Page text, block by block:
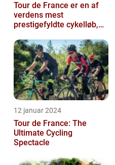
Tour de France er en af
verdens mest
prestigefyldte cykelløb,
publikum fra...
12 januar 2024
Tour de France: The
Ultimate Cycling
Spectacle